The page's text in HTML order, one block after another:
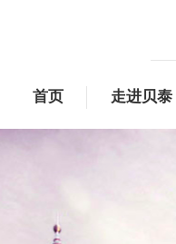
首页 走进贝泰